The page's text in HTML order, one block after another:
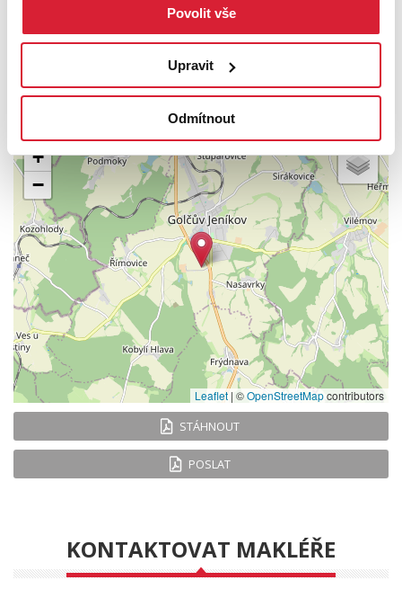
Povolit vše
Upravit
Odmítnout
UMÍSTĚNÍ OBJEKTU
+
−
Leaflet | ©OpenStreetMapcontributors
STÁHNOUT
POSLAT
KONTAKTOVAT MAKLÉŘE